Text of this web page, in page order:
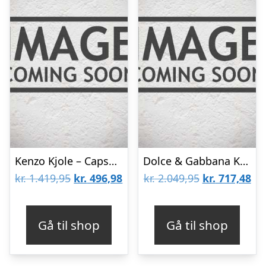
Kenzo Kjole – Capsule Summer – Exclusive Edition – Strandprint
kr.1.419,95 Den
var:
kr. 1.419,95.
kr. 496,98Den
kr. 496,98.
Gå til shop
Dolce & Gabbana Kjole – Sunflower – Sort/Gul
kr.2.049,95 Den
var:
kr. 2.049,95.
kr. 717,48
kr.
Gå til shop